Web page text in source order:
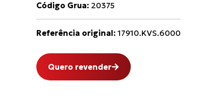
Código Grua: 20375
Referência original: 17910.KVS.6000
Quero revender